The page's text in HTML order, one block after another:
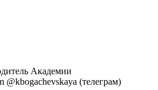
Академии
@kbogachevskaya (телеграм)